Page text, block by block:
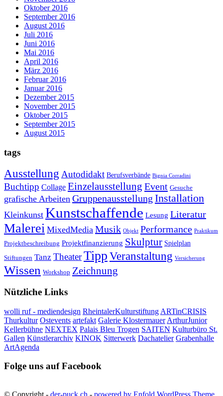
Oktober 2016
September 2016
August 2016
Juli 2016
Juni 2016
Mai 2016
April 2016
März 2016
Februar 2016
Januar 2016
Dezember 2015
November 2015
Oktober 2015
September 2015
August 2015
tags
Ausstellung Autodidakt Berufsverbände Bignia Corradini
Buchtipp Collage Einzelausstellung Event Gesuche
grafische Arbeiten Gruppenausstellung Installation
Kleinkunst Kunstschaffende Lesung Literatur
Malerei MixedMedia Musik Objekt Performance Praktikum
Projektbeschreibung Projektfinanzierung Skulptur Spielplan
Stiftungen Tanz TheaterTippVeranstaltung Versicherung
Wissen Workshop Zeichnung
Nützliche Links
wolli ruf - mediendesign RheintalerKulturstiftung ARTinCRISIS
Thurkultur Ostevents artefakt Galerie Klostermauer ArthurJunior
Kellerbühne NEXTEX Palais Bleu Trogen SAITEN Kulturbüro St.
Gallen Künstlerarchiv KINOK Sitterwerk Dachatelier Grabenhalle
ArtAgenda
Folge uns auf Facebook
© Copyright - der-puck.ch - powered by Enfold WordPress Theme